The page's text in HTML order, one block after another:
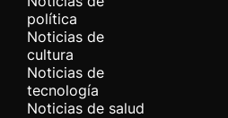
política
Noticias de
cultura
Noticias de
tecnología
Noticias de salud